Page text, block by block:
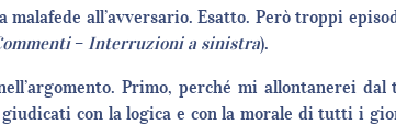
all’avversario. Esatto. Però troppi
– Interruzioni a sinistra).
Primo, perché mi allontanerei
con la logica e con la morale di tutti i